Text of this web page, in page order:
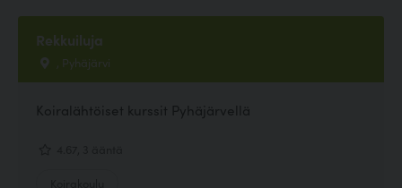
Rekkuiluja
, Pyhäjärvi
Koiralähtöiset kurssit Pyhäjärvellä